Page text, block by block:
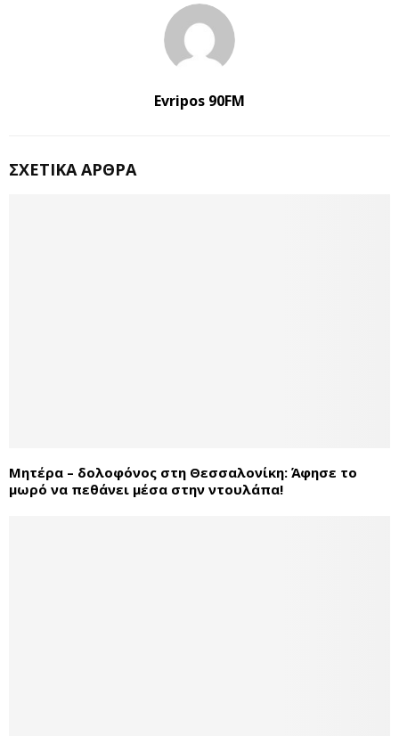
Evripos 90FM
ΣΧΕΤΙΚΆ ΆΡΘΡΑ
Μητέρα – δολοφόνος στη Θεσσαλονίκη: Άφησε το
μωρό να πεθάνει μέσα στην ντουλάπα!